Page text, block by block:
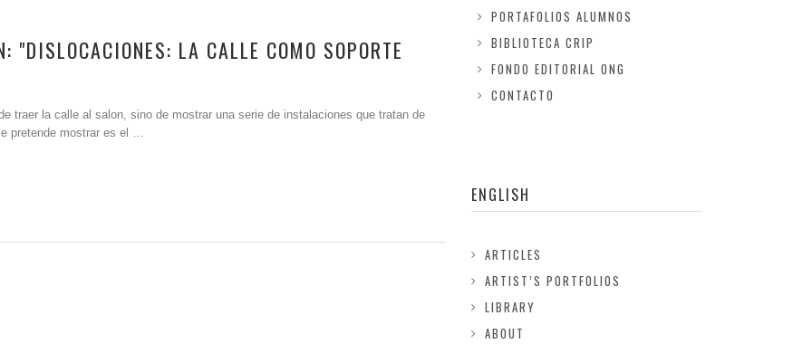
"DISLOCACIONES: LA CALLE COMO SOPORTE
traer la calle al salon, sino de mostrar una serie de instalaciones que tratan de
pretende mostrar es el …
PORTAFOLIOS ALUMNOS
BIBLIOTECA CRIP
FONDO EDITORIAL ONG
CONTACTO
ENGLISH
ARTICLES
ARTIST’S PORTFOLIOS
LIBRARY
ABOUT